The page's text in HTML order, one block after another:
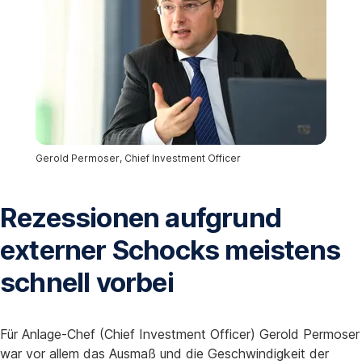
Gerold Permoser, Chief Investment Officer
Rezessionen aufgrund
externer Schocks meistens
schnell vorbei
Für Anlage-Chef (Chief Investment Officer) Gerold Permoser
war vor allem das Ausmaß und die Geschwindigkeit der